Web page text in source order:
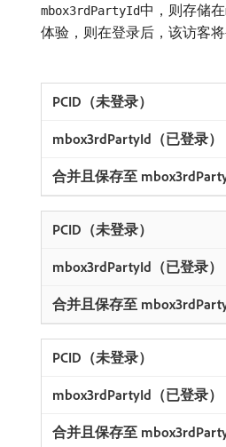
mbox3rdPartyId中，则存储在
体验，则在登录后，该访客